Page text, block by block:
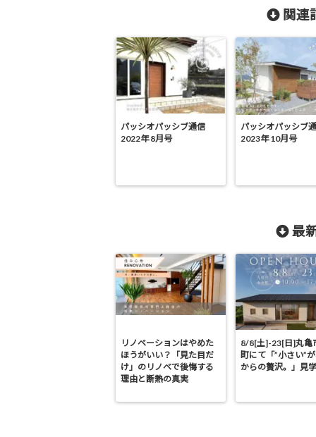
関連
パッシオパッシブ通信
2022年 8月号
パッシオパッシブ
2023年 10月号
最
リノベーションはやめた
ほうがいい？「見た目だ
け」のリノベで後悔する
理由と断熱の真実
8/8[土]-23[日]丸亀
町にて「”小さい”
からの贅沢。」見